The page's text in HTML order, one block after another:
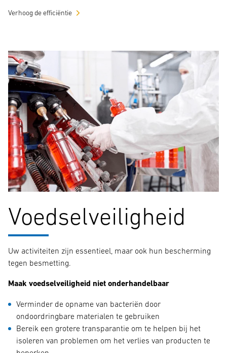
Verhoog de efficiëntie
Voedselveiligheid
Uw activiteiten zijn essentieel, maar ook hun bescherming
tegen besmetting.
Maak voedselveiligheid niet onderhandelbaar
Verminder de opname van bacteriën door
ondoordringbare materialen te gebruiken
Bereik een grotere transparantie om te helpen bij het
isoleren van problemen om het verlies van producten te